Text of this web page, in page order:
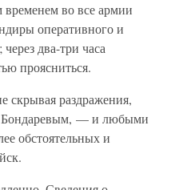
временем во все армии
оперативного и
два-три часа
проясниться.
раздражения,
Бондаревым, — и любыми
обстоятельных и